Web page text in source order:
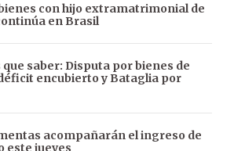
con hijo extramatrimonial de
en Brasil
que saber: Disputa por bienes de
encubierto y Bataglia por
acompañarán el ingreso de
este jueves